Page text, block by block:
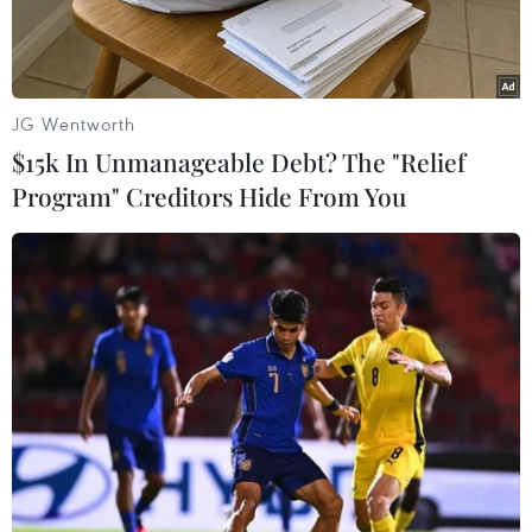
trận chung kết - nơi cả hai đứng ở hai đầu chiến
tuyến.
JG Wentworth
$15k In Unmanageable Debt? The "Relief
Program" Creditors Hide From You